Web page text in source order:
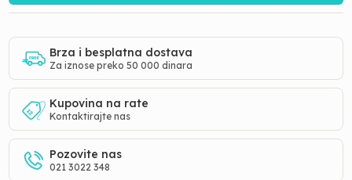
Brza i besplatna dostava
Za iznose preko 50 000 dinara
Kupovina na rate
Kontaktirajte nas
Pozovite nas
021 3022 348